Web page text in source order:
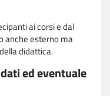
ai corsi e dal
anche esterno ma
didattica.
ed eventuale